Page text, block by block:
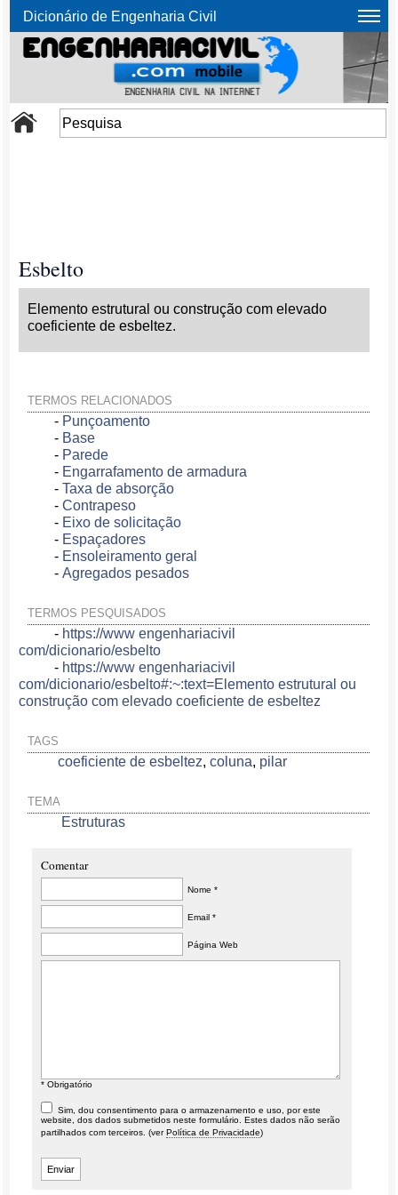
Dicionário de Engenharia Civil
Esbelto
Elemento estrutural ou construção com elevado
coeficiente de esbeltez.
TERMOS RELACIONADOS
- Punçoamento
- Base
- Parede
- Engarrafamento de armadura
-Taxa de absorção
-Contrapeso
- Eixo de solicitação
- Espaçadores
- Ensoleiramento geral
-Agregados pesados
TERMOS PESQUISADOS
- https://www engenhariacivil
com/dicionario/esbelto
- https://www engenhariacivil
com/dicionario/esbelto#:~:text=Elemento estrutural ou
construção com elevado coeficiente de esbeltez
TAGS
coeficiente de esbeltez,coluna, pilar
TEMA
Estruturas
Comentar
Nome *
Email *
Página Web
* Obrigatório
Sim, dou consentimento para o armazenamento e uso, por este
website, dos dados submetidos neste formulário. Estes dados não serão
partilhados com terceiros. (verPolítica de Privacidade)